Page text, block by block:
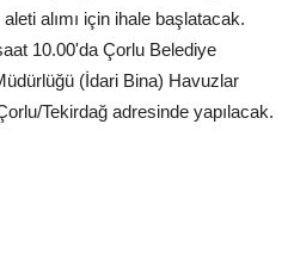
alımı için ihale başlatacak.
10.00'da Çorlu Belediye
(İdari Bina) Havuzlar
Tekirdağ adresinde yapılacak.